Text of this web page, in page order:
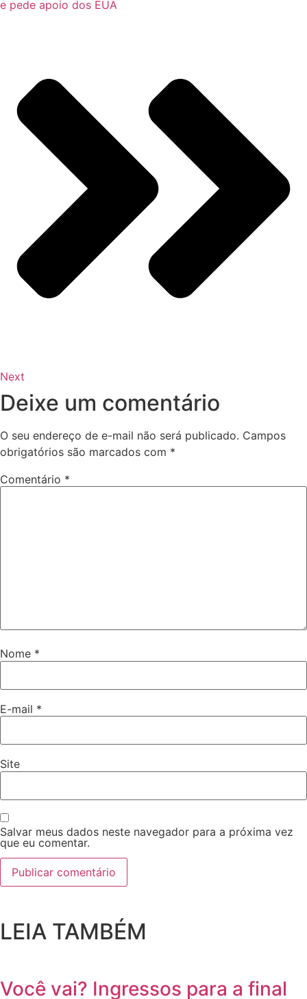
e pede apoio dos EUA
Next
Deixe um comentário
O seu endereço de e-mail não será publicado. Campos
obrigatórios são marcados com *
Comentário *
Nome *
E-mail *
Site
Salvar meus dados neste navegador para a próxima vez
que eu comentar.
LEIA TAMBÉM
Você vai? Ingressos para a final